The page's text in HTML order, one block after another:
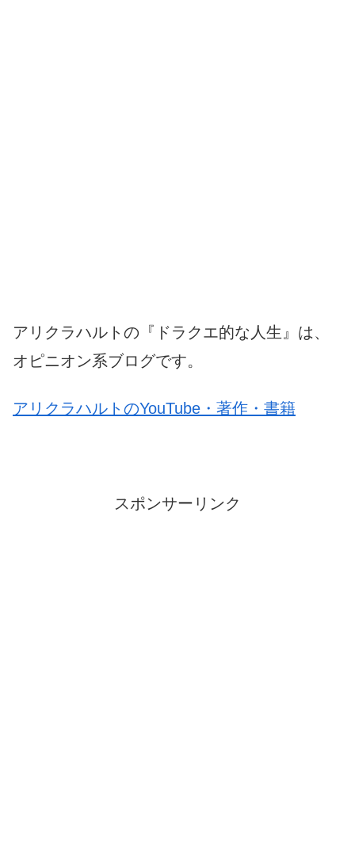
アリクラハルトの『ドラクエ的な人生』は、
オピニオン系ブログです。
アリクラハルトのYouTube・著作・書籍
スポンサーリンク